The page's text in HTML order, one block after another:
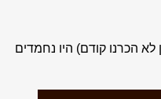
לא הכרנו קודם) היו נחמדים